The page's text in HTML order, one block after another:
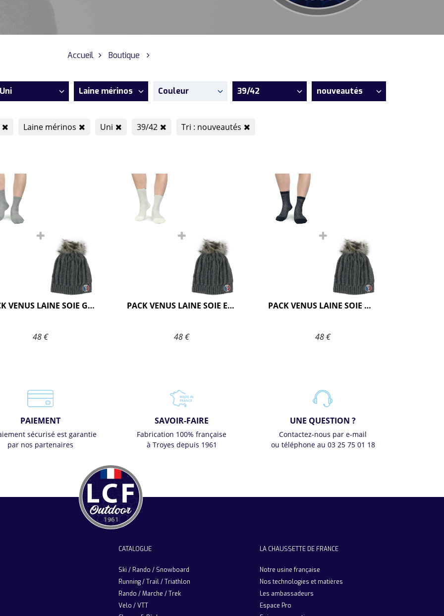
Accueil Boutique
Uni Laine mérinos Couleur 39/42 nouveautés
Laine mérinos Uni 39/42 Tri : nouveautés
PACK VENUS LAINE SOIE GRIS
48 €
PACK VENUS LAINE SOIE ECRU
48 €
PACK VENUS LAINE SOIE MARINE
48 €
PAIEMENT
sécurisé est garantie
par nos partenaires
SAVOIR-FAIRE
Fabrication 100% française
à Troyes depuis 1961
UNE QUESTION ?
Contactez-nous par e-mail
ou téléphone au 03 25 75 01 18
CATALOGUE
Ski / Rando / Snowboard
Running / Trail / Triathlon
Rando / Marche / Trek
Velo / VTT
LA CHAUSSETTE DE FRANCE
Notre usine française
Nos technologies et matières
Les ambassadeurs
Espace Pro